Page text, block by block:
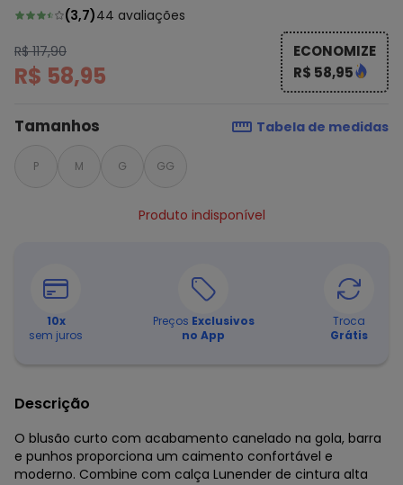
(3,7)44 avaliações
R$ 117,90
R$ 58,95
ECONOMIZE
R$ 58,95
Tamanhos Tabela de medidas
P M G GG
Produto indisponível
10x
sem juros
Preços Exclusivos
no App
Troca
Grátis
Descrição
O blusão curto com acabamento canelado na gola, barra
e punhos proporciona um caimento confortável e
moderno. Combine com calça Lunender de cintura alta